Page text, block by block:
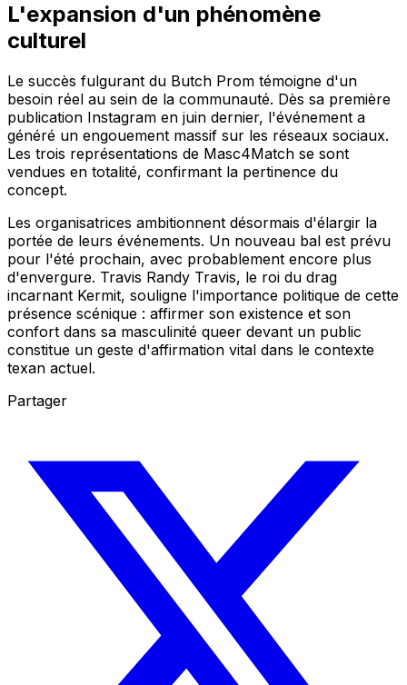
L'expansion d'un phénomène
culturel
Le succès fulgurant du Butch Prom témoigne d'un
besoin réel au sein de la communauté. Dès sa première
publication Instagram en juin dernier, l'événement a
généré un engouement massif sur les réseaux sociaux.
Les trois représentations de Masc4Match se sont
vendues en totalité, confirmant la pertinence du
concept.
Les organisatrices ambitionnent désormais d'élargir la
portée de leurs événements. Un nouveau bal est prévu
pour l'été prochain, avec probablement encore plus
d'envergure. Travis Randy Travis, le roi du drag
incarnant Kermit, souligne l'importance politique de cette
présence scénique : affirmer son existence et son
confort dans sa masculinité queer devant un public
constitue un geste d'affirmation vital dans le contexte
texan actuel.
Partager